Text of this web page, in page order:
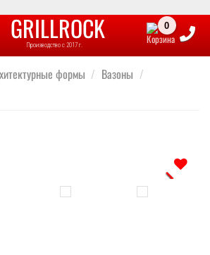
Производство с 2017 г.
формы / Вазоны /